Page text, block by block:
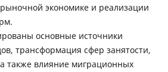
экономике и реализации
основные источники
трансформация сфер занятости,
а также влияние миграционных